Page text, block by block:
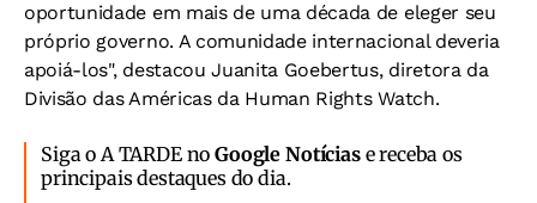
oportunidade em mais de uma década de eleger seu
próprio governo. A comunidade internacional deveria
apoiá-los", destacou Juanita Goebertus, diretora da
Divisão das Américas da Human Rights Watch.
Siga o A TARDE noGoogle Notíciase receba os
principais destaques do dia.